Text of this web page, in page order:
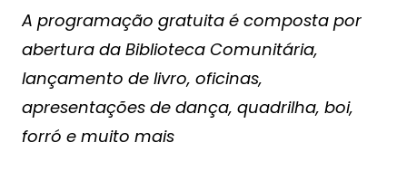
A programação gratuita é composta por
abertura da Biblioteca Comunitária,
lançamento de livro, oficinas,
apresentações de dança, quadrilha, boi,
forró e muito mais